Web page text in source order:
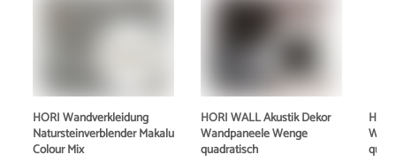
HORI Wandverkleidung
Natursteinverblender Makalu
Colour Mix
HORI WALL Akustik Dekor
Wandpaneele Wenge
quadratisch